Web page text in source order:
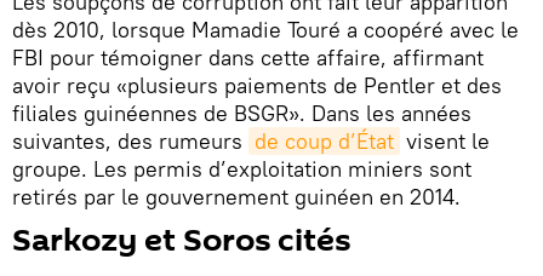
dès 2010, lorsque Mamadie Touré a coopéré avec le
FBI pour témoigner dans cette affaire, affirmant
avoir reçu «plusieurs paiements de Pentler et des
filiales guinéennes de BSGR». Dans les années
suivantes, des rumeurs de coup d’État visent le
groupe. Les permis d’exploitation miniers sont
retirés par le gouvernement guinéen en 2014.
Sarkozy et Soros cités